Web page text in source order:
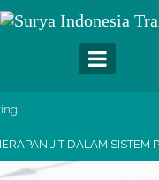
JIT DALAM SISTEM